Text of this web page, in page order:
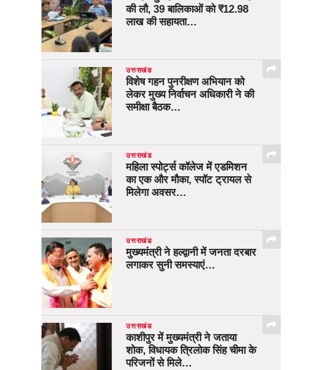
की लौ, 39 बालिकाओं को ₹12.98
लाख की सहायता…
उत्तराखंड
विशेष गहन पुनरीक्षण अभियान को
लेकर मुख्य निर्वाचन अधिकारी ने की
समीक्षा बैठक…
उत्तराखंड
महिला स्पोर्ट्स कॉलेज में एडमिशन
का एक और मौका, स्पॉट ट्रायल से
मिलेगा अवसर…
उत्तराखंड
मुख्यमंत्री ने हल्द्वानी में जनता दरबार
लगाकर सुनी समस्याएं…
उत्तराखंड
काशीपुर में मुख्यमंत्री ने जताया
शोक, विधायक त्रिलोक सिंह चीमा के
परिजनों से मिले…